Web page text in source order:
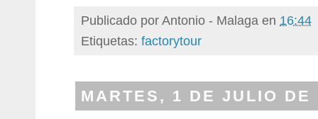
Publicado porAntonio - Malaga en 16:44
Etiquetas: factorytour
MARTES, 1 DE JULIO DE